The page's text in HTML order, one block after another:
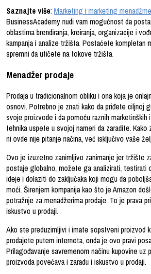
Saznajte više:Marketing i marketing
BusinessAcademy nudi vam mogućnost da
oblastima brendiranja, kreiranja, organizacije i
kampanja i analize tržišta. Postaćete kompletan
spremni da utičete na tokove tržišta.
Menadžer prodaje
Prodaja u tradicionalnom obliku i ona koja je
osnovi. Potrebno je znati kako da priđete ciljnoj
svoje proizvode i da pomoću raznih marketinških
tehnika uspete u svojoj nameri da zaradite. Kako
ni ovde nije pitanje načina, već isključivo vaše
Ovo je izuzetno zanimljivo zanimanje jer tržište
postaje globalno, možete ga analizirati, testirati
ideje i dolaziti do zaključaka koji mogu da
moći. Širenjem kompanija kao što je Amazon
potražnje za menadžerima prodaje. To je prava
iskustvo u prodaji.
Ako ste preduzimljivi i imate sopstveni proizvod
prodajete putem interneta, onda je ovo pravi
Prilagođavanje savremenom načinu kupovine uz
proizvoda povećava i zaradu i iskustvo u prodaji.